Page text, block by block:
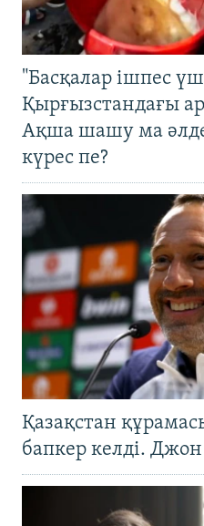
"Басқалар ішпес
Қырғызстандағы
Ақша шашу ма
күрес пе?
Қазақстан
бапкер келді. Джон